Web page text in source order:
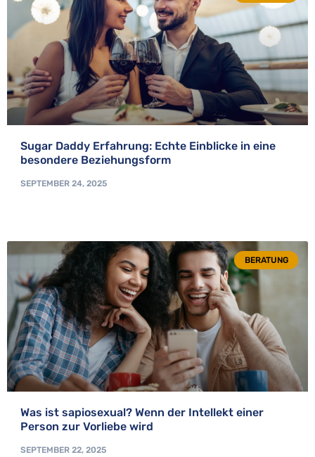
Sugar Daddy Erfahrung: Echte Einblicke in eine
besondere Beziehungsform
SEPTEMBER 24, 2025
BERATUNG
Was ist sapiosexual? Wenn der Intellekt einer
Person zur Vorliebe wird
SEPTEMBER 22, 2025